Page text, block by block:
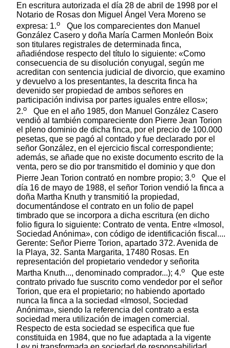
En escritura autorizada el día 28 de abril de 1998 por el
Notario de Rosas don Miguel Ángel Vera Moreno se
expresa: 1.o Que los comparecientes don Manuel
González Casero y doña María Carmen Monleón Boix
son titulares registrales de determinada finca,
añadiéndose respecto del título lo siguiente: «Como
consecuencia de su disolución conyugal, según me
acreditan con sentencia judicial de divorcio, que examino
y devuelvo a los presentantes, la descrita finca ha
devenido ser propiedad de ambos señores en
participación indivisa por partes iguales entre ellos»;
2.o Que en el año 1985, don Manuel González Casero
vendió al también compareciente don Pierre Jean Torion
el pleno dominio de dicha finca, por el precio de 100.000
pesetas, que se pagó al contado y fue declarado por el
señor González, en el ejercicio fiscal correspondiente;
además, se añade que no existe documento escrito de la
venta, pero se dio por transmitido el dominio y que don
Pierre Jean Torion contrató en nombre propio; 3.o Que el
día 16 de mayo de 1988, el señor Torion vendió la finca a
doña Martha Knuth y transmitió la propiedad,
documentándose el contrato en un folio de papel
timbrado que se incorpora a dicha escritura (en dicho
folio figura lo siguiente: Contrato de venta. Entre «Imosol,
Sociedad Anónima», con código de identificación fiscal....
Gerente: Señor Pierre Torion, apartado 372. Avenida de
la Playa, 32. Santa Margarita, 17480 Rosas. En
representación del propietario vendedor y señorita
Martha Knuth..., denominado comprador...); 4.o Que este
contrato privado fue suscrito como vendedor por el señor
Torion, que era el propietario; no habiendo aportado
nunca la finca a la sociedad «Imosol, Sociedad
Anónima», siendo la referencia del contrato a esta
sociedad mera utilización de imagen comercial.
Respecto de esta sociedad se especifica que fue
constituida en 1984, que no fue adaptada a la vigente